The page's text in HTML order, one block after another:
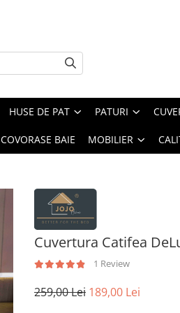
HUSE DE PAT PATURI
COVORASE BAIE MOBILIER
Cuvertura Catifea
1 Review
259,00 Lei 189,00 Lei